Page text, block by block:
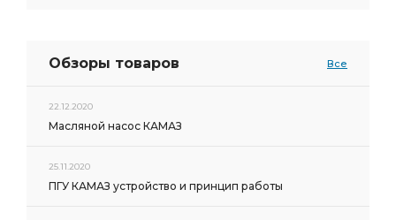
Обзоры товаров Все
22.12.2020
Масляной насос КАМАЗ
25.11.2020
ПГУ КАМАЗ устройство и принцип работы